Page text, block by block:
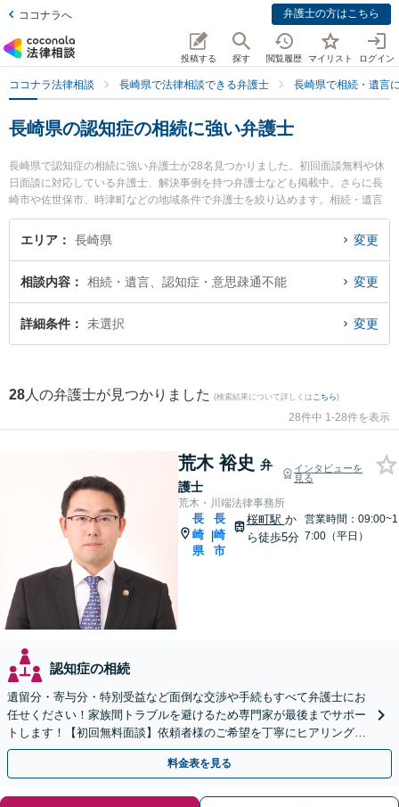
ココナラへ 弁護士の方はこちら
投稿する 探す 閲覧履歴 マイリスト ログイン
ココナラ法律相談 長崎県で法律相談できる弁護士 長崎県で相続・遺言
長崎県の認知症の相続に強い弁護士
長崎県で認知症の相続に強い弁護士が28名見つかりました。初回面談無料や休
日面談に対応している弁護士、解決事例を持つ弁護士なども掲載中。さらに長
崎市や佐世保市、時津町などの地域条件で弁護士を絞り込めます。相続・遺言
に関係する家族間の相続トラブルや認知症の相続、遺産分割等の細かな分野で
の絞り込み検索もでき便利です。特に荒木・川端法律事務所の荒木 裕史弁護士
用、強みなどが注目されています。『長崎県で土日や夜間に発生した認知症の
相続のトラブルを今すぐに弁護士に相談したい』『認知症の相続のトラブル解
決の実績豊富な近くの弁護士を検索したい』『初回相談無料で認知症の相続を
エリア 長崎県 変更
相談内容 相続・遺言、認知症・意思疎通不能 変更
詳細条件 未選択 変更
28 人の弁護士が見つかりました (検索結果について詳しくは こちら)
28件中 1-28件を表示
荒木 裕史 弁
護士
インタビューを
見る
荒木・川端法律事務所
長
崎
県
|
長
崎
市
桜町駅 か
ら徒歩5分
営業時間：09:00~1
7:00（平日）
認知症の相続
遺留分・寄与分・特別受益など面倒な交渉や手続もすべて弁護士にお
任せください！家族間トラブルを避けるため専門家が最後までサポー
トします！【初回無料面談】依頼者様のご希望を丁寧にヒアリング！
遺言書作成もご相談ください。
料金表を見る